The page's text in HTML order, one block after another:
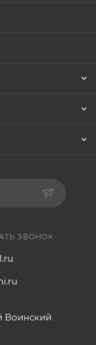
ЗВОНОК
Воинский